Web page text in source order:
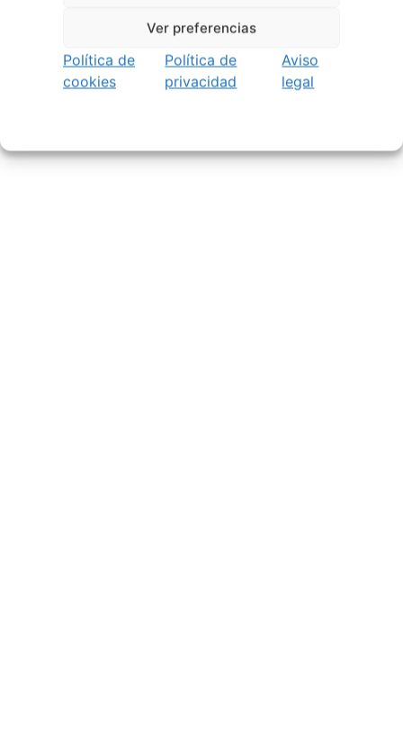
Ver preferencias
Política de
cookies
Política de
privacidad
Aviso
legal